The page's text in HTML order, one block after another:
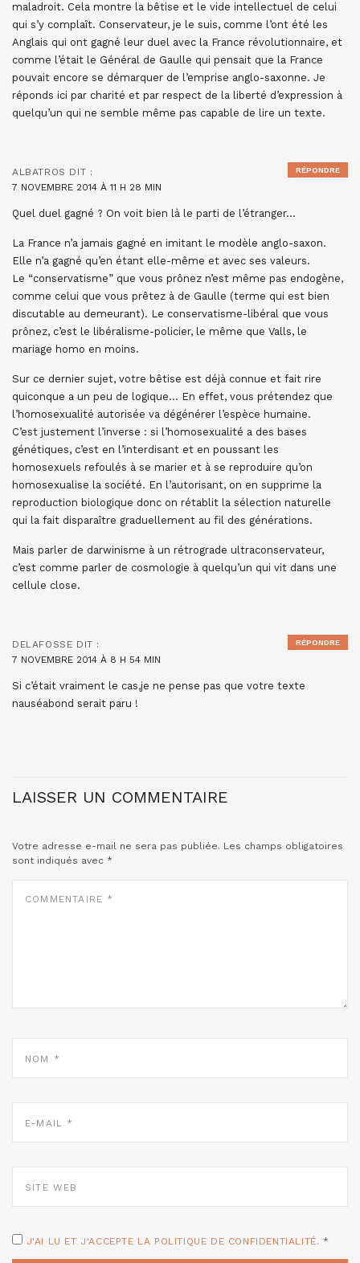
maladroit. Cela montre la bêtise et le vide intellectuel de celui
qui s’y complaît. Conservateur, je le suis, comme l’ont été les
Anglais qui ont gagné leur duel avec la France révolutionnaire, et
comme l’était le Général de Gaulle qui pensait que la France
pouvait encore se démarquer de l’emprise anglo-saxonne. Je
réponds ici par charité et par respect de la liberté d’expression à
quelqu’un qui ne semble même pas capable de lire un texte.
ALBATROS DIT :
7 NOVEMBRE 2014 À 11 H 28 MIN
Quel duel gagné ? On voit bien là le parti de l’étranger…
La France n’a jamais gagné en imitant le modèle anglo-saxon.
Elle n’a gagné qu’en étant elle-même et avec ses valeurs.
Le “conservatisme” que vous prônez n’est même pas endogène,
comme celui que vous prêtez à de Gaulle (terme qui est bien
discutable au demeurant). Le conservatisme-libéral que vous
prônez, c’est le libéralisme-policier, le même que Valls, le
mariage homo en moins.
Sur ce dernier sujet, votre bêtise est déjà connue et fait rire
quiconque a un peu de logique… En effet, vous prétendez que
l’homosexualité autorisée va dégénérer l’espèce humaine.
C’est justement l’inverse : si l’homosexualité a des bases
génétiques, c’est en l’interdisant et en poussant les
homosexuels refoulés à se marier et à se reproduire qu’on
homosexualise la société. En l’autorisant, on en supprime la
reproduction biologique donc on rétablit la sélection naturelle
qui la fait disparaître graduellement au fil des générations.
Mais parler de darwinisme à un rétrograde ultraconservateur,
c’est comme parler de cosmologie à quelqu’un qui vit dans une
cellule close.
RÉPONDRE
DELAFOSSE DIT :
7 NOVEMBRE 2014 À 8 H 54 MIN
Si c’était vraiment le cas,je ne pense pas que votre texte
nauséabond serait paru !
RÉPONDRE
LAISSER UN COMMENTAIRE
Votre adresse e-mail ne sera pas publiée. Les champs obligatoires
sont indiqués avec *
MAIL
WEB
J'AI LU ET J'ACCEPTE LA POLITIQUE DE CONFIDENTIALITÉ. *